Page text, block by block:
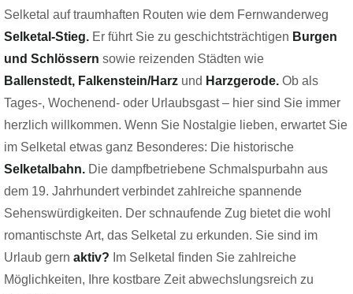
Selketal auf traumhaften Routen wie dem Fernwanderweg
Selketal-Stieg. Er führt Sie zu geschichtsträchtigen Burgen
und Schlössern sowie reizenden Städten wie
Ballenstedt, Falkenstein/Harz und Harzgerode. Ob als
Tages-, Wochenend- oder Urlaubsgast – hier sind Sie immer
herzlich willkommen. Wenn Sie Nostalgie lieben, erwartet Sie
im Selketal etwas ganz Besonderes: Die historische
Selketalbahn. Die dampfbetriebene Schmalspurbahn aus
dem 19. Jahrhundert verbindet zahlreiche spannende
Sehenswürdigkeiten. Der schnaufende Zug bietet die wohl
romantischste Art, das Selketal zu erkunden. Sie sind im
Urlaub gern aktiv? Im Selketal finden Sie zahlreiche
Möglichkeiten, Ihre kostbare Zeit abwechslungsreich zu